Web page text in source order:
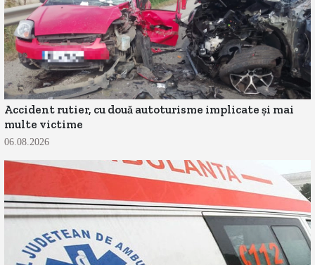
Accident rutier, cu două autoturisme implicate și mai
multe victime
06.08.2026